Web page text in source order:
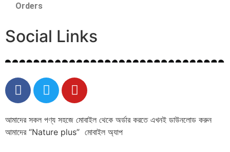
Orders
Social Links
আমাদের সকল পণ্য সহজে মোবাইল থেকে অর্ডার করতে এখনই ডাউনলোড করুন
আমাদের “Nature plus” মোবাইল অ্যাপ